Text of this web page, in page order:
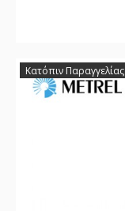
Κατόπιν Παραγγελίας